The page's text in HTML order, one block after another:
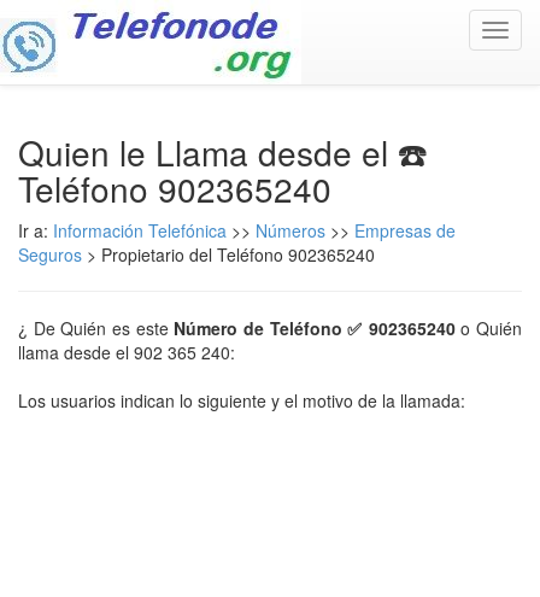
Quien le Llama desde el ☎️
Teléfono 902365240
Ir a: Información Telefónica >> Números >> Empresas de
Seguros > Propietario del Teléfono 902365240
¿ De Quién es este Número de Teléfono ✅ 902365240o Quién
llama desde el 902 365 240:
Los usuarios indican lo siguiente y el motivo de la llamada: